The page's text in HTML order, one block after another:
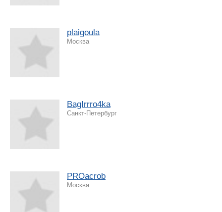
plaigoula
Москва
BagIrrro4ka
Санкт-Петербург
PROacrob
Москва